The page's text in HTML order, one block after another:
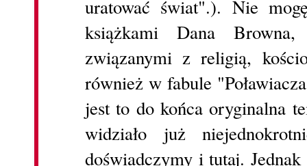
uratować świat".). Nie
książkami Dana
związanymi z religią,
również w fabule
jest to do końca oryginalna
widziało już
doświadczymy i tutaj.